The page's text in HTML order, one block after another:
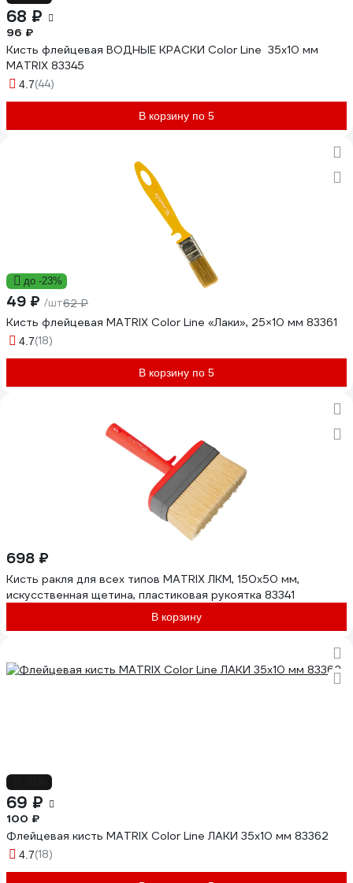
68 ₽
96 ₽
Кисть флейцевая ВОДНЫЕ КРАСКИ Color Line 35x10 мм
MATRIX 83345
4.7(44)
В корзину по 5
до -23%
49 ₽ /шт62 ₽
Кисть флейцевая MATRIX Color Line «Лаки», 25×10 мм 83361
4.7(18)
В корзину по 5
698 ₽
Кисть ракля для всех типов MATRIX ЛКМ, 150х50 мм,
искусственная щетина, пластиковая рукоятка 83341
В корзину
69 ₽
100 ₽
Флейцевая кисть MATRIX Color Line ЛАКИ 35х10 мм 83362
4.7(18)